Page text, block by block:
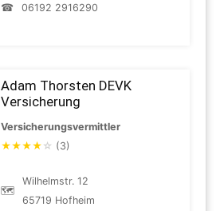
☎
06192 2916290
Adam Thorsten DEVK
Versicherung
Versicherungsvermittler
★★★★ ☆ (3)
🗺
Wilhelmstr. 12
65719 Hofheim